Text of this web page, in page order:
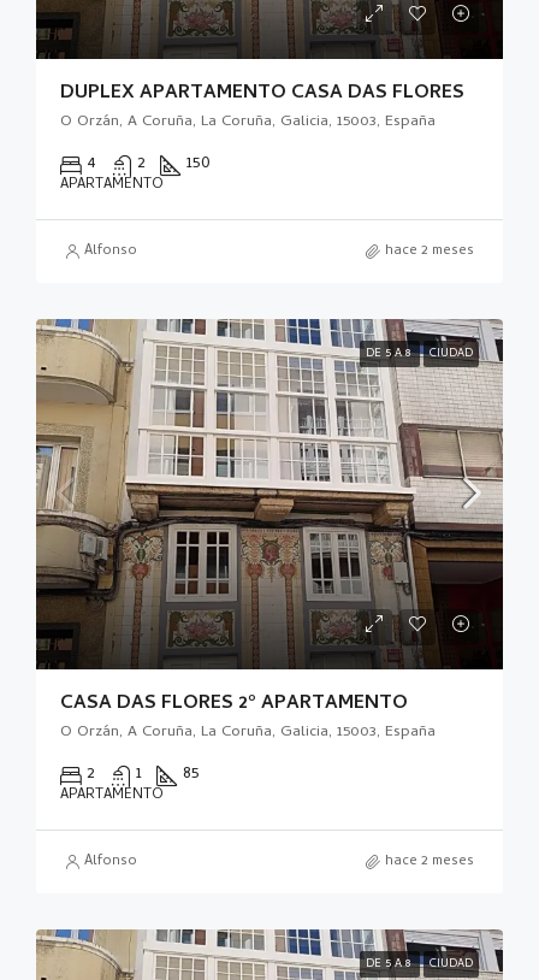
DUPLEX APARTAMENTO CASA DAS FLORES
O Orzán, A Coruña, La Coruña, Galicia, 15003, España
4 2 150
APARTAMENTO
Alfonso hace 2 meses
DE 5 A 8 CIUDAD
CASA DAS FLORES 2º APARTAMENTO
O Orzán, A Coruña, La Coruña, Galicia, 15003, España
2 1 85
APARTAMENTO
Alfonso hace 2 meses
DE 5 A 8 CIUDAD